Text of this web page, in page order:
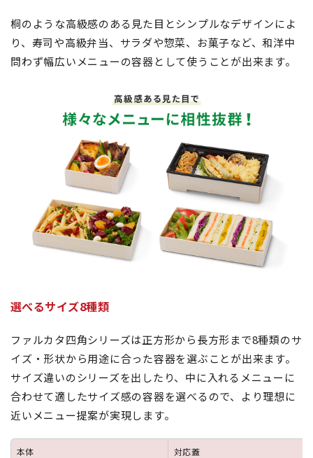
桐のような高級感のある見た目とシンプルなデザインによ
り、寿司や高級弁当、サラダや惣菜、お菓子など、和洋中
問わず幅広いメニューの容器として使うことが出来ます。
選べるサイズ8種類
ファルカタ四角シリーズは正方形から長方形まで8種類のサ
イズ・形状から用途に合った容器を選ぶことが出来ます。
サイズ違いのシリーズを出したり、中に入れるメニューに
合わせて適したサイズ感の容器を選べるので、より理想に
近いメニュー提案が実現します。
本体 対応蓋